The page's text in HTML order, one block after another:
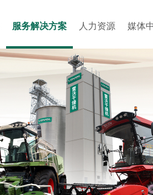
服务解决方案 人力资源 媒体